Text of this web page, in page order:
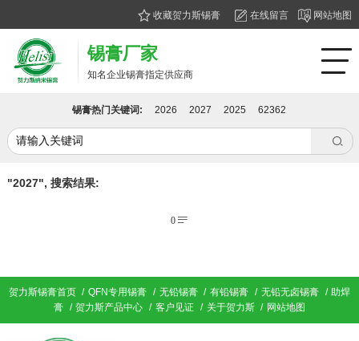
收藏贺力斯锡膏 在线留言 网站地图
锡膏厂家
知名企业锡膏指定供应商
锡膏热门关键词: 2026 2027 2025 62362

"2027", 搜索结果:
0
贺力斯锡膏首页 / QFN专用锡膏 / 无铅锡膏 / 有铅锡膏 / 无铅无卤锡膏 / 助焊
膏 / 贺力斯产品中心 / 客户见证 / 关于贺力斯 / 网站地图